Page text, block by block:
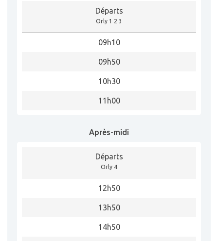
Départs
Orly 1 2 3
09h10
09h50
10h30
11h00
Après-midi
Départs
Orly 4
12h50
13h50
14h50